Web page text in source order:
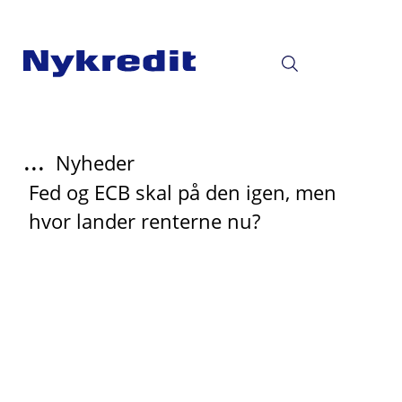
... Nyheder
Fed og ECB skal på den igen, men
hvor lander renterne nu?